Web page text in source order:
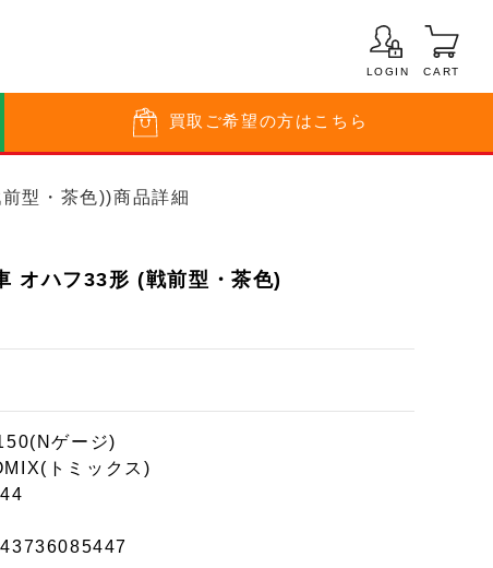
LOGIN CART
買取 ご希望の方はこちら
型・茶色))商品詳細
オハフ33形 (戦前型・茶色)
ゲージ)
トミックス)